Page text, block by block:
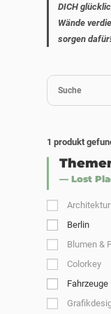
DICH
Wände
sorgen
1 produkt
— Lost
Architektur
Berlin
Blumen &
Colorkey
Fahrzeuge